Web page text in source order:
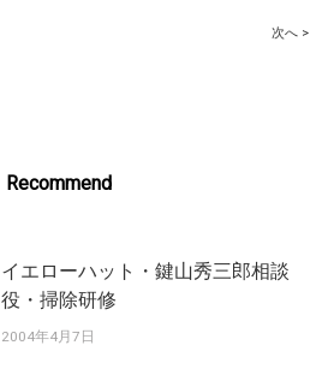
次へ >
Recommend
イエローハット・鍵山秀三郎相談
役・掃除研修
2004年4月7日